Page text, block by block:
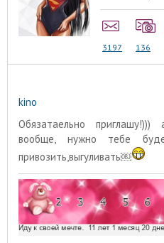
3197 136
kino
Обязатаельно
вообще, нужно тебе
привозить,выгуливать￼